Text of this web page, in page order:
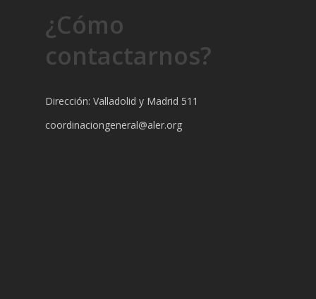
¿Cómo
contactarnos?
Dirección: Valladolid y Madrid 511
coordinaciongeneral@aler.org